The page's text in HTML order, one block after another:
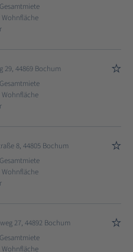
Gesamtmiete
Wohnfläche
29, 44869 Bochum
Gesamtmiete
Wohnfläche
8, 44805 Bochum
Gesamtmiete
Wohnfläche
27, 44892 Bochum
Gesamtmiete
Wohnfläche